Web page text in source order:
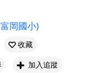
岡國小)
收藏
加入追蹤